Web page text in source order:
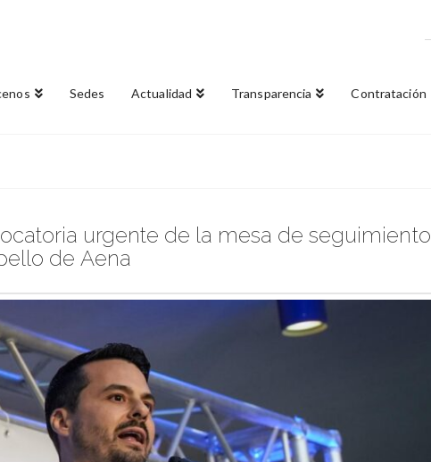
Sedes Actualidad Transparencia Contratación
urgente de la mesa de seguimiento
de Aena